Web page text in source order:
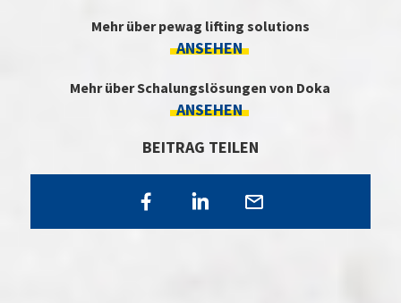
Mehr über pewag lifting solutions
ANSEHEN
Mehr über Schalungslösungen von Doka
ANSEHEN
BEITRAG TEILEN